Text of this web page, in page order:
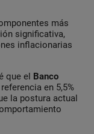
más
significativa,
inflacionarias
que el Banco
en 5,5%
la postura actual